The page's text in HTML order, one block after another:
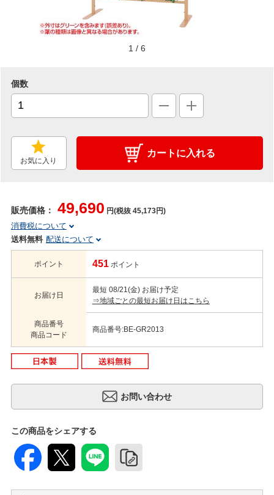
1 / 6
個数
お気に入り
カートに入れる
販売価格： 49,690 円(税抜 45,173円)
消費税について
送料無料 配送について
ポイント 451 ポイント
お届け日
最短 08/21(金) お届け予定
⇒地域ごとの最短お届け日はこちら
商品番号
商品コード
商品番号:BE-GR2013
この商品をシェアする